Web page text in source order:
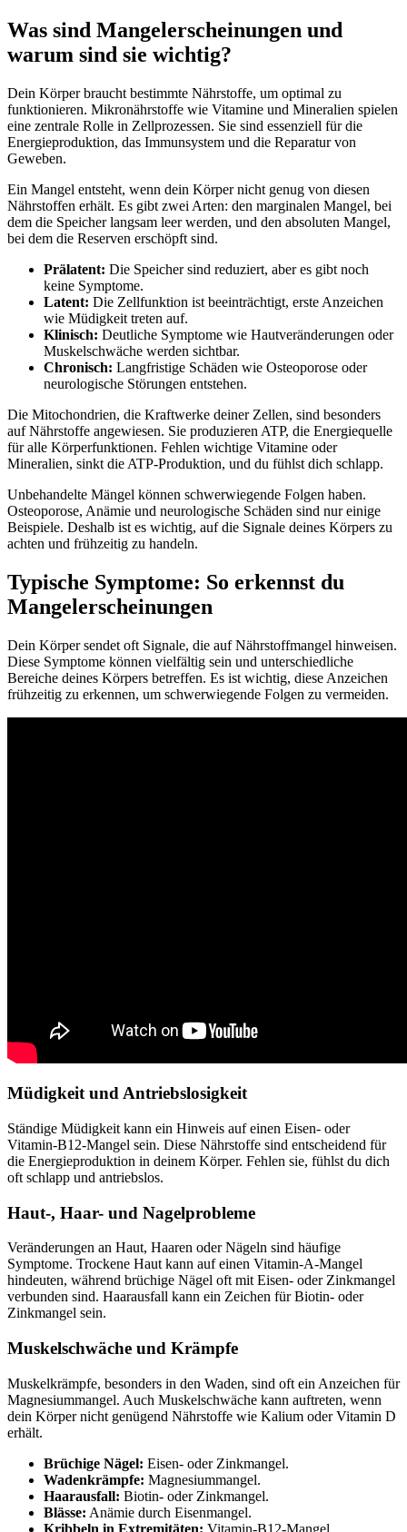
Was sind Mangelerscheinungen und
warum sind sie wichtig?
Dein Körper braucht bestimmte Nährstoffe, um optimal zu
funktionieren. Mikronährstoffe wie Vitamine und Mineralien spielen
eine zentrale Rolle in Zellprozessen. Sie sind essenziell für die
Energieproduktion, das Immunsystem und die Reparatur von
Geweben.
Ein Mangel entsteht, wenn dein Körper nicht genug von diesen
Nährstoffen erhält. Es gibt zwei Arten: den marginalen Mangel, bei
dem die Speicher langsam leer werden, und den absoluten Mangel,
bei dem die Reserven erschöpft sind.
Prälatent: Die Speicher sind reduziert, aber es gibt noch
keine Symptome.
Latent: Die Zellfunktion ist beeinträchtigt, erste Anzeichen
wie Müdigkeit treten auf.
Klinisch: Deutliche Symptome wie Hautveränderungen oder
Muskelschwäche werden sichtbar.
Chronisch: Langfristige Schäden wie Osteoporose oder
neurologische Störungen entstehen.
Die Mitochondrien, die Kraftwerke deiner Zellen, sind besonders
auf Nährstoffe angewiesen. Sie produzieren ATP, die Energiequelle
für alle Körperfunktionen. Fehlen wichtige Vitamine oder
Mineralien, sinkt die ATP-Produktion, und du fühlst dich schlapp.
Unbehandelte Mängel können schwerwiegende Folgen haben.
Osteoporose, Anämie und neurologische Schäden sind nur einige
Beispiele. Deshalb ist es wichtig, auf die Signale deines Körpers zu
achten und frühzeitig zu handeln.
Typische Symptome: So erkennst du
Mangelerscheinungen
Dein Körper sendet oft Signale, die auf Nährstoffmangel hinweisen.
Diese Symptome können vielfältig sein und unterschiedliche
Bereiche deines Körpers betreffen. Es ist wichtig, diese Anzeichen
frühzeitig zu erkennen, um schwerwiegende Folgen zu vermeiden.
Müdigkeit und Antriebslosigkeit
Ständige Müdigkeit kann ein Hinweis auf einen Eisen- oder
Vitamin-B12-Mangel sein. Diese Nährstoffe sind entscheidend für
die Energieproduktion in deinem Körper. Fehlen sie, fühlst du dich
oft schlapp und antriebslos.
Haut-, Haar- und Nagelprobleme
Veränderungen an Haut, Haaren oder Nägeln sind häufige
Symptome. Trockene Haut kann auf einen Vitamin-A-Mangel
hindeuten, während brüchige Nägel oft mit Eisen- oder Zinkmangel
verbunden sind. Haarausfall kann ein Zeichen für Biotin- oder
Zinkmangel sein.
Muskelschwäche und Krämpfe
Muskelkrämpfe, besonders in den Waden, sind oft ein Anzeichen für
Magnesiummangel. Auch Muskelschwäche kann auftreten, wenn
dein Körper nicht genügend Nährstoffe wie Kalium oder Vitamin D
erhält.
Brüchige Nägel: Eisen- oder Zinkmangel.
Wadenkrämpfe: Magnesiummangel.
Haarausfall: Biotin- oder Zinkmangel.
Blässe: Anämie durch Eisenmangel.
Kribbeln in Extremitäten: Vitamin-B12-Mangel.